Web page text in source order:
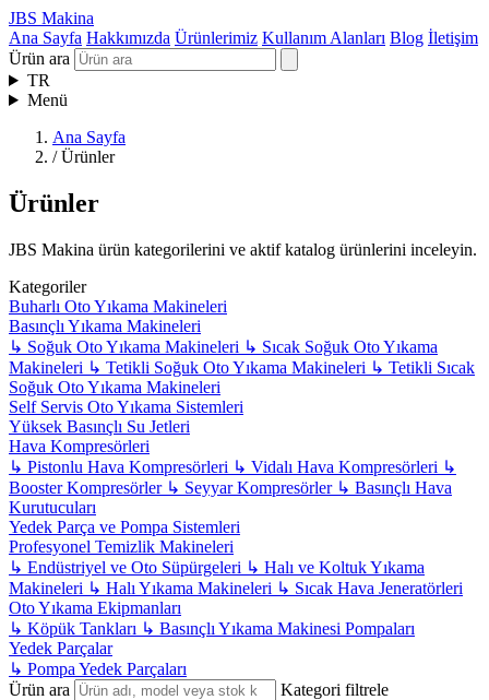
JBS Makina
Ana Sayfa Hakkımızda Ürünlerimiz Kullanım Alanları Blog İletişim
Ürün ara
TR
Menü
Ana Sayfa
/ Ürünler
Ürünler
JBS Makina ürün kategorilerini ve aktif katalog ürünlerini inceleyin.
Kategoriler
Buharlı Oto Yıkama Makineleri
Basınçlı Yıkama Makineleri
↳ Soğuk Oto Yıkama Makineleri ↳ Sıcak Soğuk Oto Yıkama
Makineleri ↳ Tetikli Soğuk Oto Yıkama Makineleri ↳ Tetikli Sıcak
Soğuk Oto Yıkama Makineleri
Self Servis Oto Yıkama Sistemleri
Yüksek Basınçlı Su Jetleri
Hava Kompresörleri
↳ Pistonlu Hava Kompresörleri ↳ Vidalı Hava Kompresörleri ↳
Booster Kompresörler ↳ Seyyar Kompresörler ↳ Basınçlı Hava
Kurutucuları
Yedek Parça ve Pompa Sistemleri
Profesyonel Temizlik Makineleri
↳ Endüstriyel ve Oto Süpürgeleri ↳ Halı ve Koltuk Yıkama
Makineleri ↳ Halı Yıkama Makineleri ↳ Sıcak Hava Jeneratörleri
Oto Yıkama Ekipmanları
↳ Köpük Tankları ↳ Basınçlı Yıkama Makinesi Pompaları
Yedek Parçalar
↳ Pompa Yedek Parçaları
Ürün ara
Kategori filtrele